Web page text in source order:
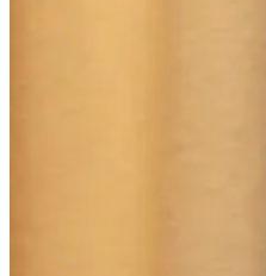
Tipo de Viagem: